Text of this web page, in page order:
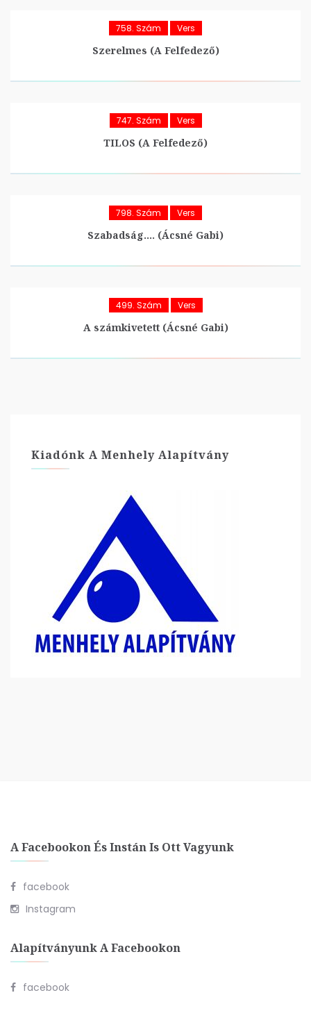
758. Szám Vers
Szerelmes (A Felfedező)
747. Szám Vers
TILOS (A Felfedező)
798. Szám Vers
Szabadság…. (Ácsné Gabi)
499. Szám Vers
A számkivetett (Ácsné Gabi)
Kiadónk A Menhely Alapítvány
A Facebookon És Instán Is Ott Vagyunk
facebook
Instagram
Alapítványunk A Facebookon
facebook